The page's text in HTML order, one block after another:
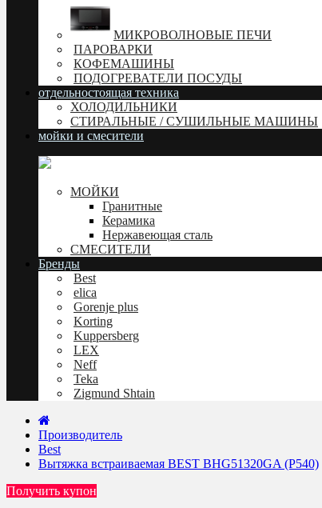
МИКРОВОЛНОВЫЕ ПЕЧИ
ПАРОВАРКИ
КОФЕМАШИНЫ
ПОДОГРЕВАТЕЛИ ПОСУДЫ
отдельностоящая техника
ХОЛОДИЛЬНИКИ
СТИРАЛЬНЫЕ / СУШИЛЬНЫЕ МАШИНЫ
мойки и смесители
МОЙКИ
Гранитные
Керамика
Нержавеющая сталь
СМЕСИТЕЛИ
Бренды
Best
elica
Gorenje plus
Korting
Kuppersberg
LEX
Neff
Teka
Zigmund Shtain
Производитель
Best
Вытяжка встраиваемая BEST BHG51320GA (P540)
Получить купон